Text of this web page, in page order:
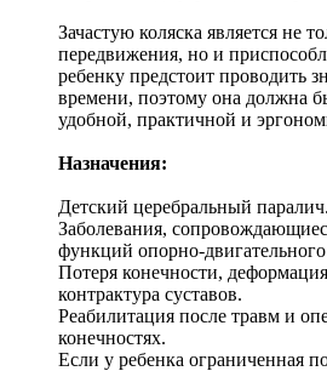
Зачастую коляска является не
передвижения, но и
ребенку предстоит проводить
времени, поэтому она должна
удобной, практичной и
Назначения:
Детский церебральный паралич.
Заболевания,
функций опорно-двигательного
Потеря конечности,
контрактура суставов.
Реабилитация после травм и
конечностях.
Если у ребенка ограниченная